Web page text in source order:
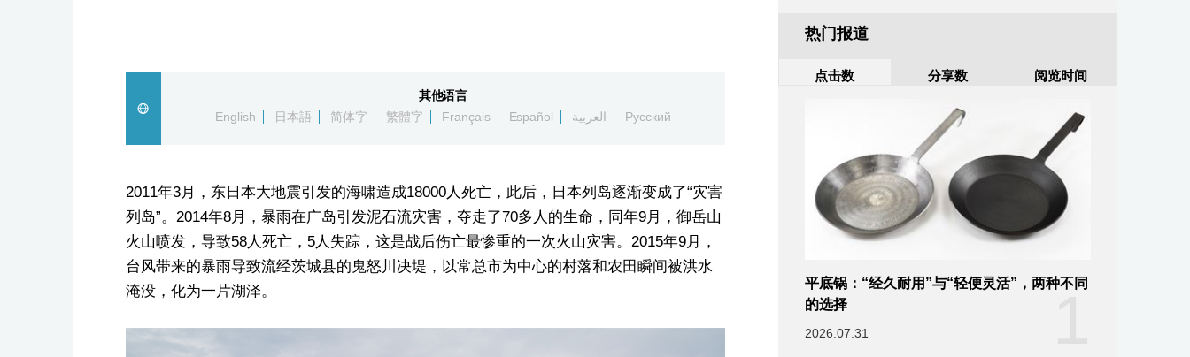
其他语言
English
日本語 简体字 繁體字 Français Español العربية Русский
2011年3月，东日本大地震引发的海啸造成18000人死亡，此后，日本列岛逐渐变成了“灾害
列岛”。2014年8月，暴雨在广岛引发泥石流灾害，夺走了70多人的生命，同年9月，御岳山
火山喷发，导致58人死亡，5人失踪，这是战后伤亡最惨重的一次火山灾害。2015年9月，
台风带来的暴雨导致流经茨城县的鬼怒川决堤，以常总市为中心的村落和农田瞬间被洪水
淹没，化为一片湖泽。
热门报道
点击数 分享数 阅览时间
平底锅：“经久耐用”与“轻便灵活”，两种不同
的选择
2026.07.31